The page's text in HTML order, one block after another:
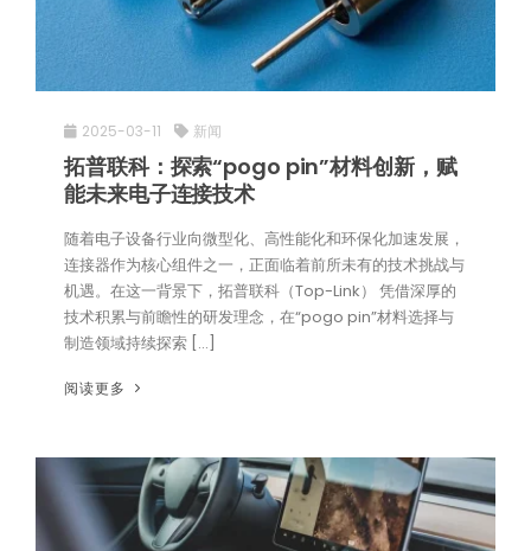
2025-03-11 新闻
拓普联科：探索“pogo pin”材料创新，赋
能未来电子连接技术
随着电子设备行业向微型化、高性能化和环保化加速发展，
连接器作为核心组件之一，正面临着前所未有的技术挑战与
机遇。在这一背景下，拓普联科（Top-Link） 凭借深厚的
技术积累与前瞻性的研发理念，在“pogo pin”材料选择与
制造领域持续探索 […]
阅读更多